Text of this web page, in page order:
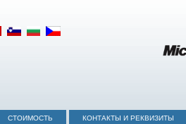
СТОИМОСТЬ КОНТАКТЫ И РЕКВИЗИТЫ